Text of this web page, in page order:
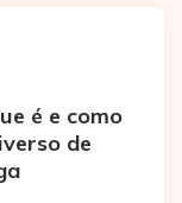
é e como
de